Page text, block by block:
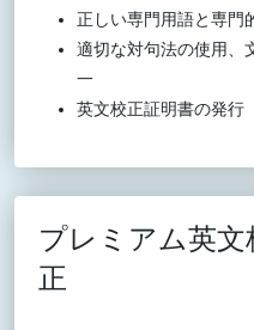
正しい専門用語と専門
適切な対句法の使用、
一
英文校正証明書の発行
プレミアム英文
正